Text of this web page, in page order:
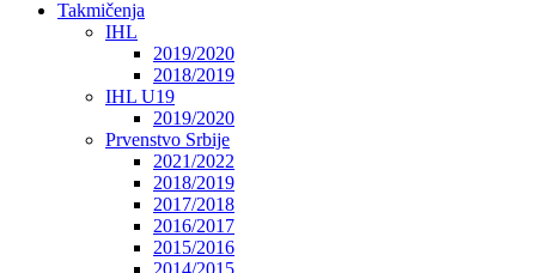
Takmičenja
IHL
2019/2020
2018/2019
IHL U19
2019/2020
Prvenstvo Srbije
2021/2022
2018/2019
2017/2018
2016/2017
2015/2016
2014/2015